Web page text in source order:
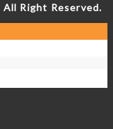
Right Reserved.